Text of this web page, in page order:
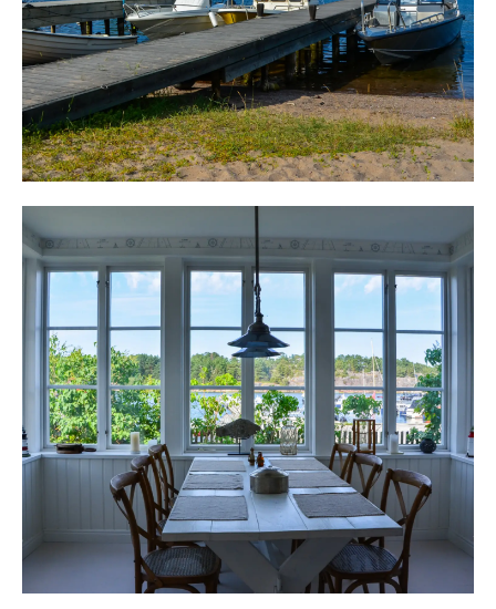
slås man av öppenheten mellan kök, matplats,
sällskapsrum och punschveranda.
Öppenheten och den generösa takhöjden skapar rymd
och trivsel. Spröjsade fönster och fungerande kakelugn
skvallrar om en lång historia och ett hus som tillhör
bland de äldsta på ön.
fläktkåpa i rostfritt, inbyggnadsugn, spis, microugn,
kyl/frys och från köket blickar man ut över hamnen och
mot veranda, matplats och sällskapsytor.
Här finns plats för matplats för 8-10 personer och plats
för flera soffgrupper.
Från ena sidan av sällskapsrummet når man ett stort
sovrum med dubbelsäng. Till sovrummet finns
klädkammare och intill helkaklad toalett med golvvärme
och dusch, wc och handfat.
Från den andra sidan når man ytterligare två sovrum.
Både med plats för våningsäng och i den ena finns plats
för dubbelsäng för den som önskas. Det andra har
utgång till uteplatsen i söder.